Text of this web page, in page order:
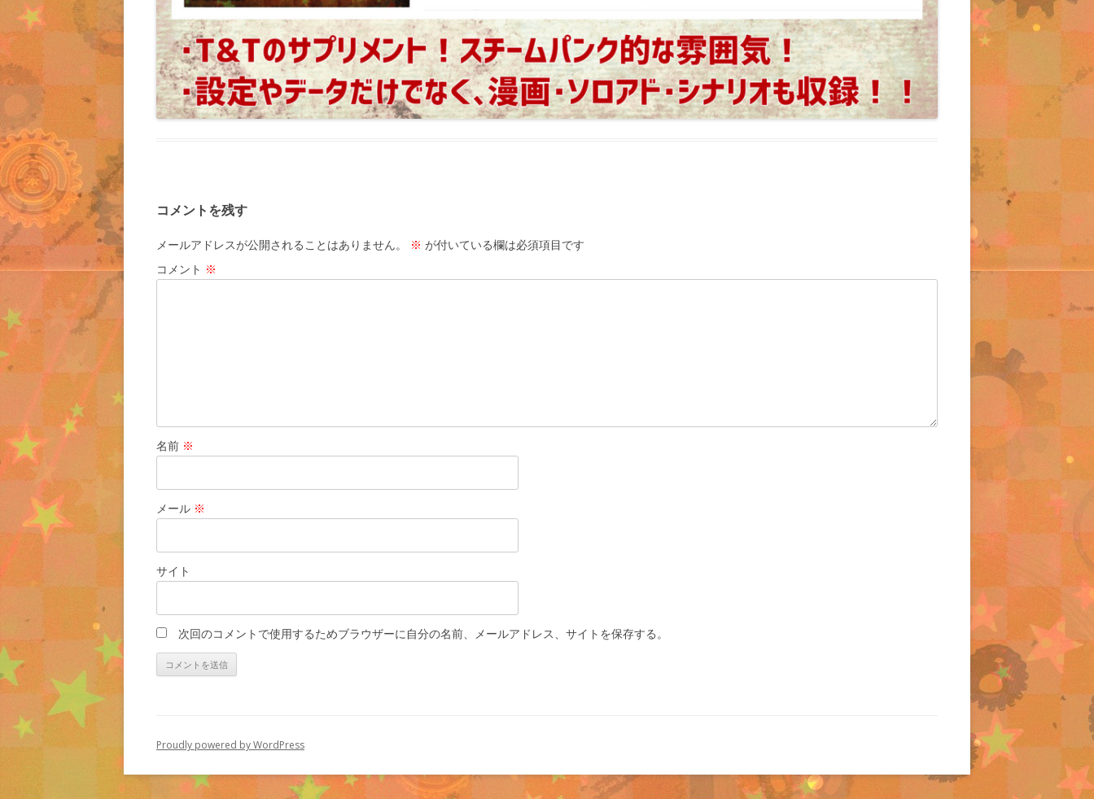
コメントを残す
メールアドレスが公開されることはありません。 ※ が付いている欄は必須項目です
コメント ※
名前 ※
メール ※
サイト
次回のコメントで使用するためブラウザーに自分の名前、メールアドレス、サイトを保存する。
Proudly powered by WordPress